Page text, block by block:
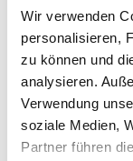
Wir verwenden
personalisieren,
zu können und
analysieren.
Verwendung
soziale Medien,
Partner führen
STK
Auf Lager
Print